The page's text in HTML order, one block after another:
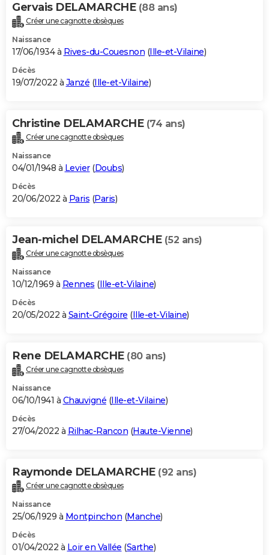
Gervais DELAMARCHE (88 ans)
Créer une cagnotte obsèques
Naissance
17/06/1934 à Rives-du-Couesnon (Ille-et-Vilaine)
Décès
19/07/2022 à Janzé (Ille-et-Vilaine)
Christine DELAMARCHE (74 ans)
Créer une cagnotte obsèques
Naissance
04/01/1948 à Levier(Doubs)
Décès
20/06/2022 à Paris (Paris)
Jean-michel DELAMARCHE (52 ans)
Créer une cagnotte obsèques
Naissance
10/12/1969 à Rennes (Ille-et-Vilaine)
Décès
20/05/2022 à Saint-Grégoire (Ille-et-Vilaine)
Rene DELAMARCHE (80 ans)
Créer une cagnotte obsèques
Naissance
06/10/1941 à Chauvigné (Ille-et-Vilaine)
Décès
27/04/2022 à Rilhac-Rancon (Haute-Vienne)
Raymonde DELAMARCHE (92 ans)
Créer une cagnotte obsèques
Naissance
25/06/1929 à Montpinchon (Manche)
Décès
01/04/2022 à Loir en Vallée (Sarthe)